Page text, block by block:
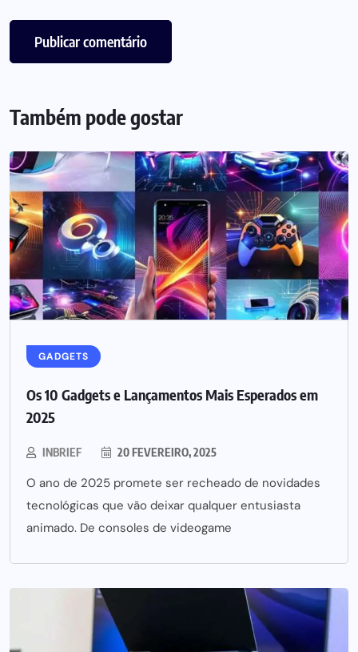
Também pode gostar
GADGETS
Os 10 Gadgets e Lançamentos Mais Esperados em
2025
INBRIEF 20 FEVEREIRO, 2025
O ano de 2025 promete ser recheado de novidades
tecnológicas que vão deixar qualquer entusiasta
animado. De consoles de videogame